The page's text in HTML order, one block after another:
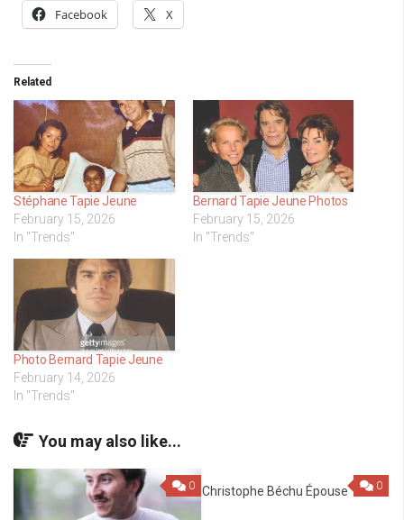
Facebook X
Related
Stéphane Tapie Jeune
February 15, 2026
In "Trends"
Bernard Tapie Jeune Photos
February 15, 2026
In "Trends"
Photo Bernard Tapie Jeune
February 14, 2026
In "Trends"
You may also like...
0 0
Christophe Béchu Épouse